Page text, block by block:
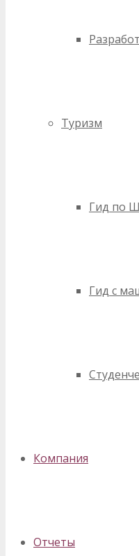
Туризм
Гид по
Гид с
Компания
Отчеты